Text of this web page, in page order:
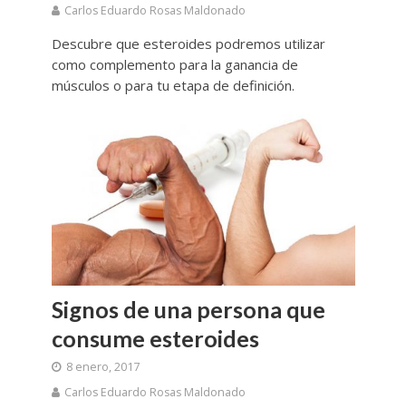
Carlos Eduardo Rosas Maldonado
Descubre que esteroides podremos utilizar
como complemento para la ganancia de
músculos o para tu etapa de definición.
Signos de una persona que
consume esteroides
8 enero, 2017
Carlos Eduardo Rosas Maldonado